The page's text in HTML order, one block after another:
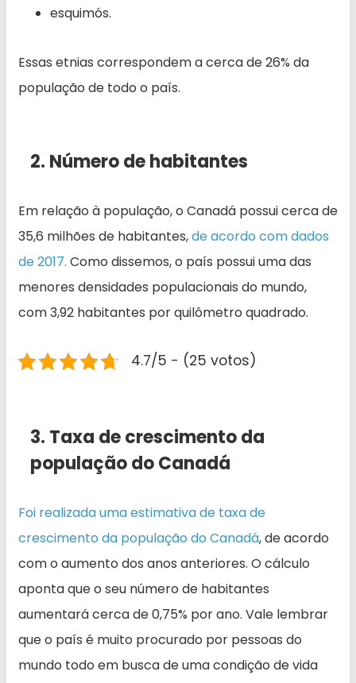
esquimós.
Essas etnias correspondem a cerca de 26% da
população de todo o país.
2. Número de habitantes
Em relação à população, o Canadá possui cerca de
35,6 milhões de habitantes,de acordo com dados
de 2017. Como dissemos, o país possui uma das
menores densidades populacionais do mundo,
com 3,92 habitantes por quilômetro quadrado.
4.7/5 - (25 votos)
3. Taxa de crescimento da
população do Canadá
Foi realizada uma estimativa de taxa de
crescimento da população do Canadá, de acordo
com o aumento dos anos anteriores. O cálculo
aponta que o seu número de habitantes
aumentará cerca de 0,75% por ano. Vale lembrar
que o país é muito procurado por pessoas do
mundo todo em busca de uma condição de vida